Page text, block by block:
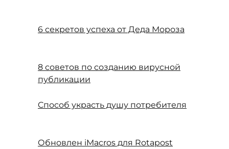
6 секретов успеха от Деда Мороза
8 советов по созданию вирусной
публикации
Cпособ украсть душу потребителя
Обновлен iMacros для Rotapost